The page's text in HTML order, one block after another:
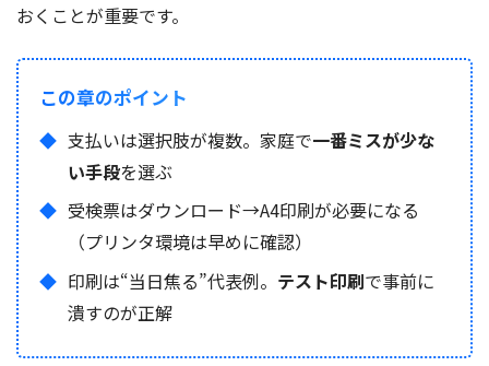
おくことが重要です。
この章のポイント
支払いは選択肢が複数。家庭で一番ミスが少な
い手段を選ぶ
受検票はダウンロード→A4印刷が必要になる
（プリンタ環境は早めに確認）
印刷は“当日焦る”代表例。 テスト印刷で事前に
潰すのが正解